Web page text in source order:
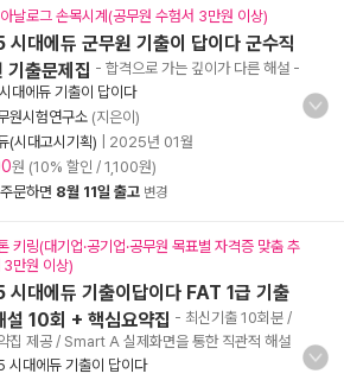
날로그 손목시계(공무원 수험서 3만원 이상)
대에듀 군무원 기출이 답이다 군수직
기출문제집 - 합격으로 가는 깊이가 다른 해설 -
대에듀 기출이 답이다
원시험연구소 (지은이)
(시대고시기획)
2025년 01월
원 (10% 할인 / 1,100원)
문하면 8월 11일 출고 변경
키링(대기업·공기업·공무원 목표별 자격증 맞춤 추
3만원 이상)
대에듀 기출이답이다 FAT 1급 기출
설 10회 + 핵심요약집 - 최신기출 10회분 /
집 제공 / Smart A 실제화면을 통한 직관적 해설
시대에듀 기출이 답이다